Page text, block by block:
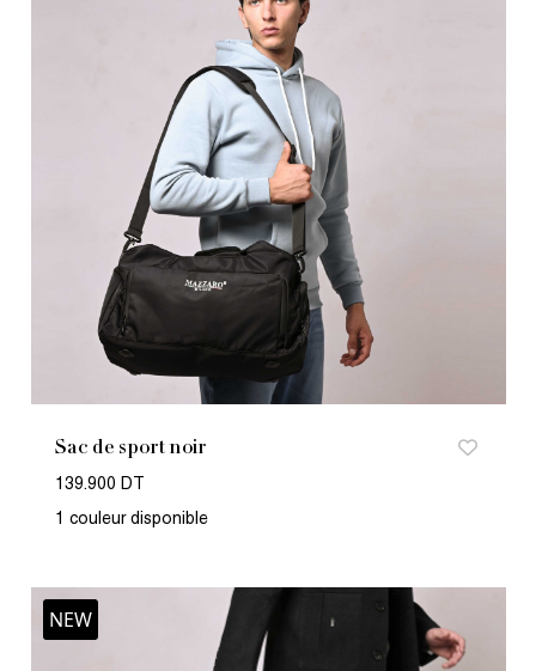
Sac de sport noir
139.900 DT
1 couleur disponible
NEW